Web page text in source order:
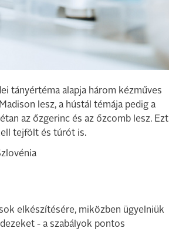
tányértéma alapja három kézműves
lesz, a hústál témája pedig a
az őzgerinc és az őzcomb lesz. Ezt
tejfölt és túrót is.
elkészítésére, miközben ügyelniük
- a szabályok pontos